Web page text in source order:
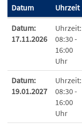
Termine zum diesen
Datum Uhrzeit
Datum:
17.11.2026
Uhrzeit:
08:30 -
16:00
Uhr
Datum:
19.01.2027
Uhrzeit:
08:30 -
16:00
Uhr